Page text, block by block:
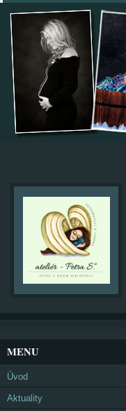
MENU
Úvod
Aktuality